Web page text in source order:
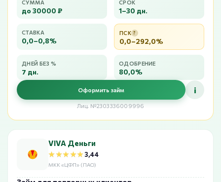
СУММА
до 30000 ₽
СРОК
1–30 дн.
СТАВКА
0,0–0,8%
ПСК ?
0,0–292,0%
ДНЕЙ БЕЗ %
7 дн.
ОДОБРЕНИЕ
80,0%
Оформить займ i
Лиц. №2303336009996
VIVA Деньги
★★★★★
★★★★★3,44
МКК «ЦФП» (ПАО)